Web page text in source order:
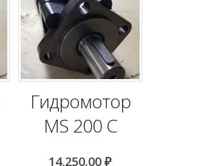
Гидромотор
MS 200 C
14,250.00₽